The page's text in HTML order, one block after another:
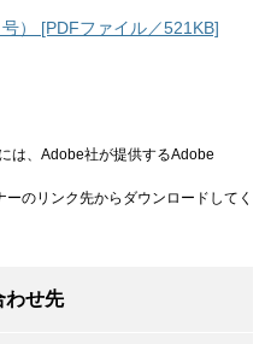
） [PDFファイル／521KB]
は、Adobe社が提供するAdobe
のリンク先からダウンロードしてく
わせ先